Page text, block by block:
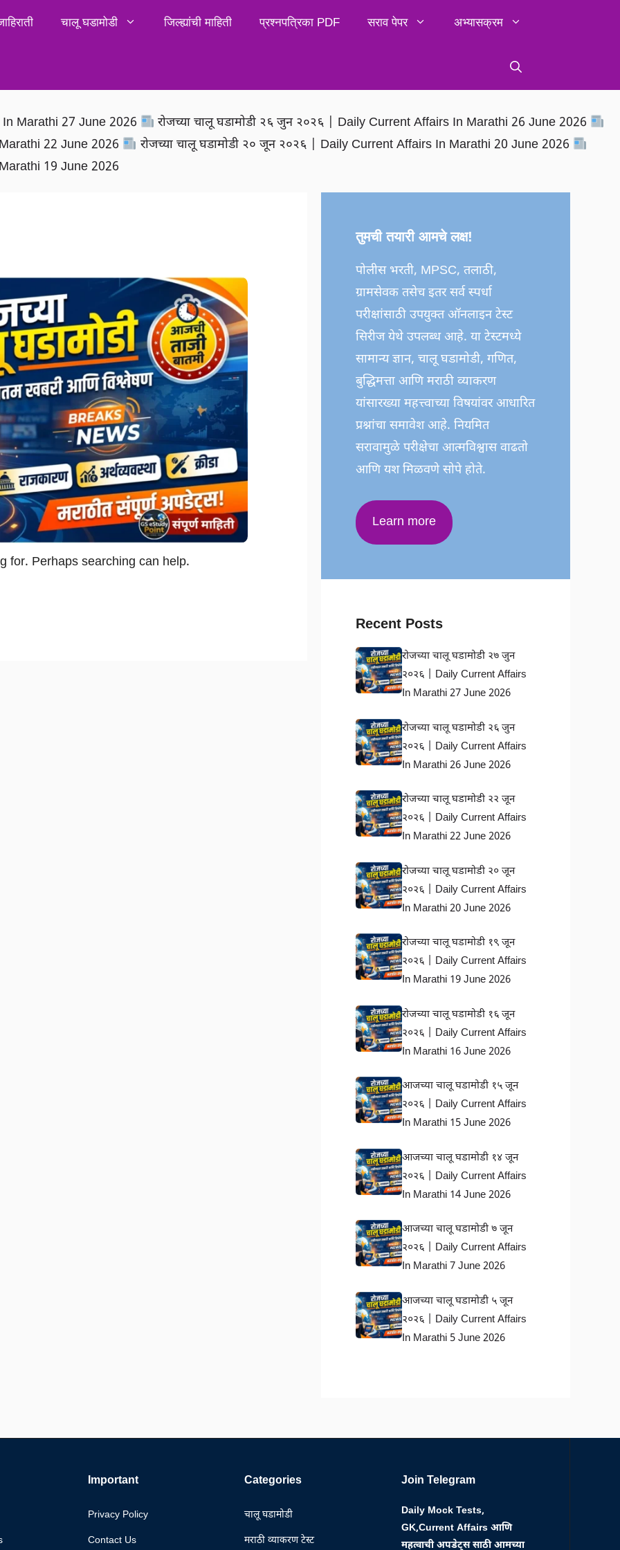
चालू घडामोडी जिल्ह्यांची माहिती प्रश्नपत्रिका PDF सराव पेपर अभ्यासक्रम
Marathi 27 June 2026
रोजच्या चालू घडामोडी २६ जुन २०२६ | Daily Current Affairs In Marathi 26 June 2026
22 June 2026
रोजच्या चालू घडामोडी २० जून २०२६ | Daily Current Affairs In Marathi 20 June 2026
19 June 2026
for. Perhaps searching can help.
तुमची तयारी आमचे लक्ष!
पोलीस भरती, MPSC, तलाठी,
ग्रामसेवक तसेच इतर सर्व स्पर्धा
परीक्षांसाठी उपयुक्त ऑनलाइन टेस्ट
सिरीज येथे उपलब्ध आहे. या टेस्टमध्ये
सामान्य ज्ञान, चालू घडामोडी, गणित,
बुद्धिमत्ता आणि मराठी व्याकरण
यांसारख्या महत्त्वाच्या विषयांवर आधारित
प्रश्नांचा समावेश आहे. नियमित
सरावामुळे परीक्षेचा आत्मविश्वास वाढतो
आणि यश मिळवणे सोपे होते.
Learn more
Recent Posts
रोजच्या चालू घडामोडी २७ जुन
२०२६ | Daily Current Affairs
In Marathi 27 June 2026
रोजच्या चालू घडामोडी २६ जुन
२०२६ | Daily Current Affairs
In Marathi 26 June 2026
रोजच्या चालू घडामोडी २२ जून
२०२६ | Daily Current Affairs
In Marathi 22 June 2026
रोजच्या चालू घडामोडी २० जून
२०२६ | Daily Current Affairs
In Marathi 20 June 2026
रोजच्या चालू घडामोडी १९ जून
२०२६ | Daily Current Affairs
In Marathi 19 June 2026
रोजच्या चालू घडामोडी १६ जून
२०२६ | Daily Current Affairs
In Marathi 16 June 2026
आजच्या चालू घडामोडी १५ जून
२०२६ | Daily Current Affairs
In Marathi 15 June 2026
आजच्या चालू घडामोडी १४ जून
२०२६ | Daily Current Affairs
In Marathi 14 June 2026
आजच्या चालू घडामोडी ७ जून
२०२६ | Daily Current Affairs
In Marathi 7 June 2026
आजच्या चालू घडामोडी ५ जून
२०२६ | Daily Current Affairs
In Marathi 5 June 2026
Important
Privacy Policy
Contact Us
Categories
चालू घडामोडी
मराठी व्याकरण टेस्ट
Join Telegram
Daily Mock Tests,
GK,Current Affairs आणि
महत्वाची अपडेट्स साठी आमच्या